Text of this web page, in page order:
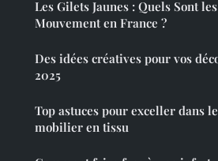
Les Gilets Jaunes : Quels Sont
Mouvement en France ?
Des idées créatives pour vos
2025
Top astuces pour exceller dans
mobilier en tissu